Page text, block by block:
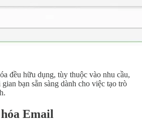
đều hữu dụng, tùy thuộc vào nhu cầu,
bạn sẵn sàng dành cho việc tạo trò
Email